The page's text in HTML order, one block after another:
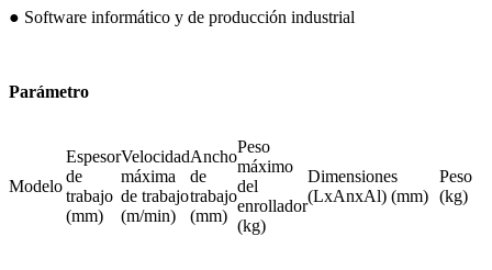
● Software informático y de producción industrial
Parámetro
Modelo
Espesor
de
trabajo
(mm)
Velocidad
máxima
de trabajo
(m/min)
Ancho
de
trabajo
(mm)
Peso
máximo
del
enrollador
(kg)
Dimensiones
(LxAnxAl) (mm)
Peso
(kg)